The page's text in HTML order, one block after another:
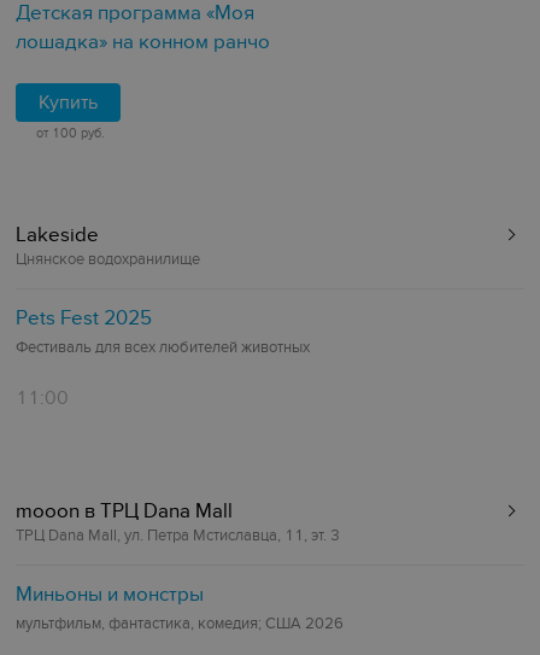
Детская программа «‎Моя
лошадка» на конном ранчо
Купить
от 100 руб.
Lakeside
Цнянское водохранилище
‎Pets Fest 2025
Фестиваль для всех любителей животных
11:00
mooon в ТРЦ Dana Mall
ТРЦ Dana Mall, ул. Петра Мстиславца, 11, эт. 3
Миньоны и монстры
мультфильм, фантастика, комедия; США 2026